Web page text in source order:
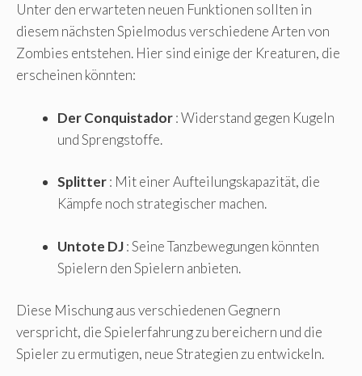
Unter den erwarteten neuen Funktionen sollten in
diesem nächsten Spielmodus verschiedene Arten von
Zombies entstehen. Hier sind einige der Kreaturen, die
erscheinen könnten:
Der Conquistador: Widerstand gegen Kugeln
und Sprengstoffe.
Splitter: Mit einer Aufteilungskapazität, die
Kämpfe noch strategischer machen.
Untote DJ: Seine Tanzbewegungen könnten
Spielern den Spielern anbieten.
Diese Mischung aus verschiedenen Gegnern
verspricht, die Spielerfahrung zu bereichern und die
Spieler zu ermutigen, neue Strategien zu entwickeln.